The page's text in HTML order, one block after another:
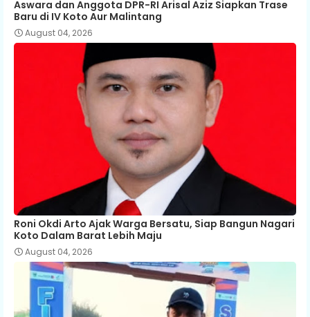
Aswara dan Anggota DPR-RI Arisal Aziz Siapkan Trase
Baru di IV Koto Aur Malintang
August 04, 2026
Roni Okdi Arto Ajak Warga Bersatu, Siap Bangun Nagari
Koto Dalam Barat Lebih Maju
August 04, 2026